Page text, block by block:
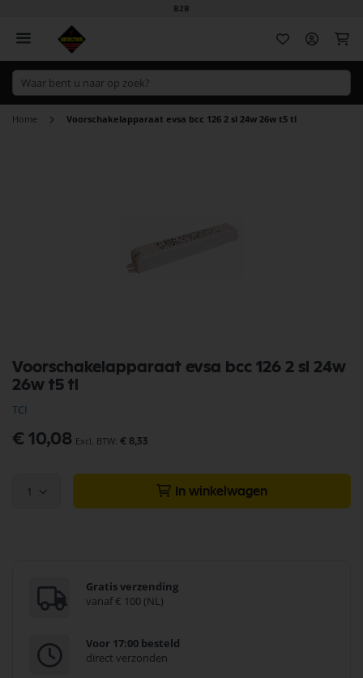
B2B
Home Voorschakelapparaat evsa bcc 126 2 sl 24w 26w t5 tl
Voorschakelapparaat evsa bcc 126 2 sl 24w
26w t5 tl
TCI
€ 10,08 € 8,33
1 In winkelwagen
Gratis verzending
vanaf € 100 (NL)
Voor 17:00 besteld
direct verzonden
naar
het
van
de
afbeeldingen-